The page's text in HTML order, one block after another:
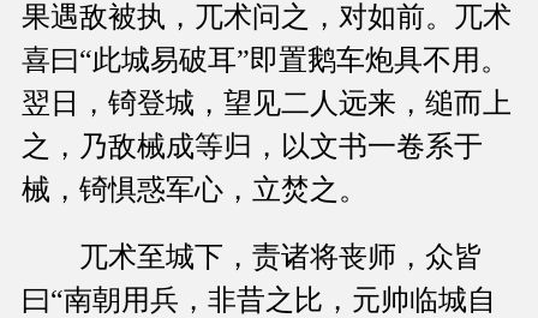
果遇敌被执，兀术问之，对如前。兀术
喜曰“此城易破耳”即置鹅车炮具不用。
翌日，锜登城，望见二人远来，缒而上
之，乃敌械成等归，以文书一卷系于
械，锜惧惑军心，立焚之。
兀术至城下，责诸将丧师，众皆
曰“南朝用兵，非昔之比，元帅临城自